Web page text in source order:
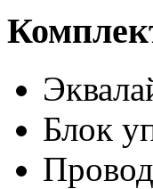
Блок